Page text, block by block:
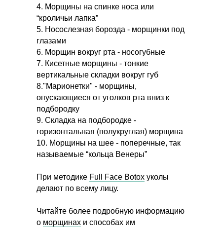
4. Морщины на спинке носа или
“кроличьи лапка”
5. Носослезная борозда - морщинки под
глазами
6. Морщин вокруг рта - носогубные
7. Кисетные морщины - тонкие
вертикальные складки вокруг губ
8."Марионетки" - морщины,
опускающиеся от уголков рта вниз к
подбородку
9. Складка на подбородке -
горизонтальная (полукруглая) морщина
10. Морщины на шее - поперечные, так
называемые “кольца Венеры”
При методике Full Face Botox уколы
делают по всему лицу.
Читайте более подробную информацию
о морщинах и способах им